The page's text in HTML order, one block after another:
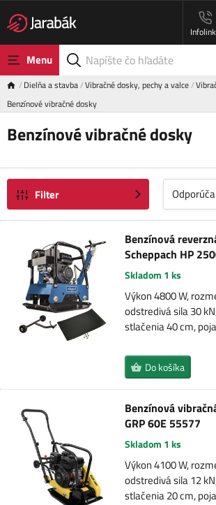
Menu
Dielňa a stavba Vibračné dosky, pechy a valce
Benzínové vibračné dosky
Benzínové vibračné dosky
Filter
Benzínová
Scheppach HP
Skladom 1 ks
Výkon 4800 W,
odstredivá sila 30
stlačenia 40 cm,
Do košíka
Benzínová
GRP 60E 55577
Skladom 1 ks
Výkon 4100 W,
odstredivá sila 12
stlačenia 20 cm,